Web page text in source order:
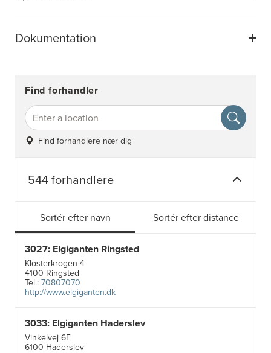
Dokumentation
Find forhandler
Find forhandlere nær dig
544 forhandlere
Sortér efter navn Sortér efter distance
3027: Elgiganten Ringsted
Klosterkrogen 4
4100 Ringsted
Tel.:70807070
http://www.elgiganten.dk
3033: Elgiganten Haderslev
Vinkelvej 6E
6100 Haderslev